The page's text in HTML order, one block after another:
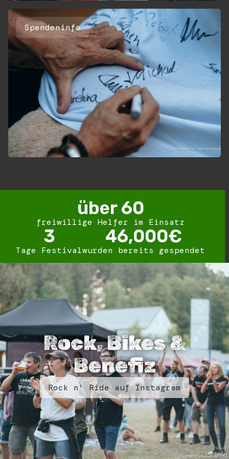
Spendeninfo
freiwillige Helfer im Einsatz
über 60
Tage Festival
3
wurden bereits gespendet
46,000€
Rock, Bikes &
Benefiz
Rock n' Ride auf Instagram